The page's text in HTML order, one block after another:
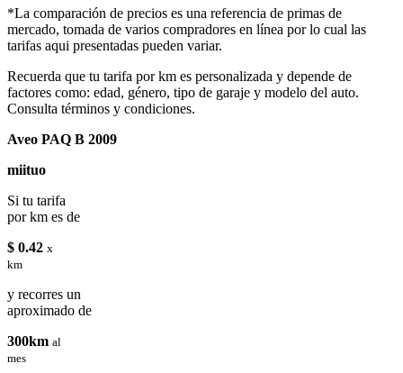
*La comparación de precios es una referencia de primas de
mercado, tomada de varios compradores en línea por lo cual las
tarifas aqui presentadas pueden variar.
Recuerda que tu tarifa por km es personalizada y depende de
factores como: edad, género, tipo de garaje y modelo del auto.
Consulta términos y condiciones.
Aveo PAQ B 2009
miituo
Si tu tarifa
por km es de
$ 0.42 x
km
y recorres un
aproximado de
300km al
mes